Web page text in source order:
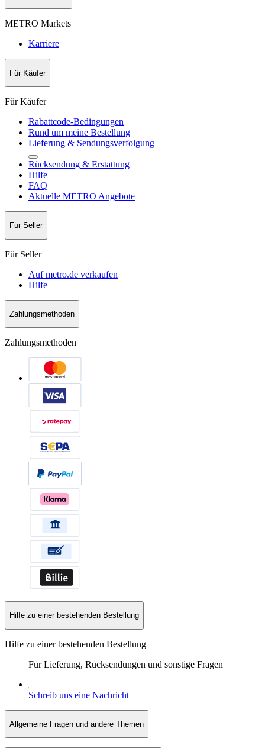
METRO Markets
Karriere
Für Käufer
Für Käufer
Rabattcode-Bedingungen
Rund um meine Bestellung
Lieferung & Sendungsverfolgung
Rücksendung & Erstattung
Hilfe
FAQ
Aktuelle METRO Angebote
Für Seller
Für Seller
Auf metro.de verkaufen
Hilfe
Zahlungsmethoden
Zahlungsmethoden
Hilfe zu einer bestehenden Bestellung
Hilfe zu einer bestehenden Bestellung
Für Lieferung, Rücksendungen und sonstige Fragen
Schreib uns eine Nachricht
Allgemeine Fragen und andere Themen